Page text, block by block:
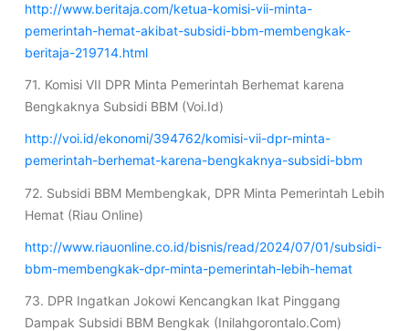
http://www.beritaja.com/ketua-komisi-vii-minta-
pemerintah-hemat-akibat-subsidi-bbm-membengkak-
beritaja-219714.html
71. Komisi VII DPR Minta Pemerintah Berhemat karena
Bengkaknya Subsidi BBM (Voi.Id)
http://voi.id/ekonomi/394762/komisi-vii-dpr-minta-
pemerintah-berhemat-karena-bengkaknya-subsidi-bbm
72. Subsidi BBM Membengkak, DPR Minta Pemerintah Lebih
Hemat (Riau Online)
http://www.riauonline.co.id/bisnis/read/2024/07/01/subsidi-
bbm-membengkak-dpr-minta-pemerintah-lebih-hemat
73. DPR Ingatkan Jokowi Kencangkan Ikat Pinggang
Dampak Subsidi BBM Bengkak (Inilahgorontalo.Com)